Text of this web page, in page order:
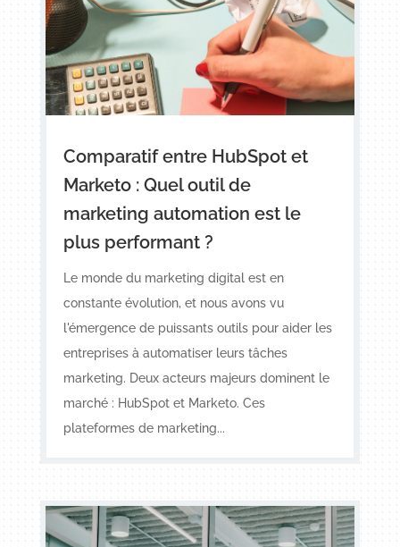
Comparatif entre HubSpot et
Marketo : Quel outil de
marketing automation est le
plus performant ?
Le monde du marketing digital est en
constante évolution, et nous avons vu
l'émergence de puissants outils pour aider les
entreprises à automatiser leurs tâches
marketing. Deux acteurs majeurs dominent le
marché : HubSpot et Marketo. Ces
plateformes de marketing...